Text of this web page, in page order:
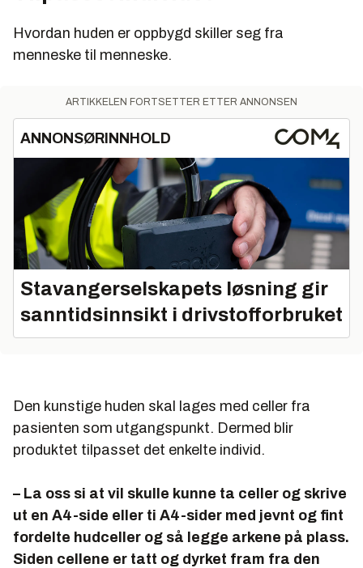
Hvordan huden er oppbygd skiller seg fra
menneske til menneske.
ARTIKKELEN FORTSETTER ETTER ANNONSEN
ANNONSØRINNHOLD
Stavangerselskapets løsning gir
sanntidsinnsikt i drivstofforbruket
Den kunstige huden skal lages med celler fra
pasienten som utgangspunkt. Dermed blir
produktet tilpasset det enkelte individ.
– La oss si at vil skulle kunne ta celler og skrive
ut en A4-side eller ti A4-sider med jevnt og fint
fordelte hudceller og så legge arkene på plass.
Siden cellene er tatt og dyrket fram fra den